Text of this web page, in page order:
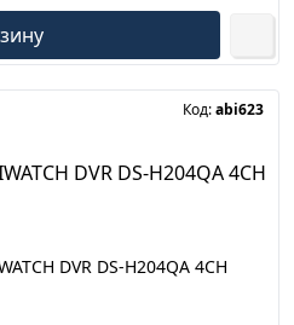
Код:abi623
DVR DS-H204QA 4CH